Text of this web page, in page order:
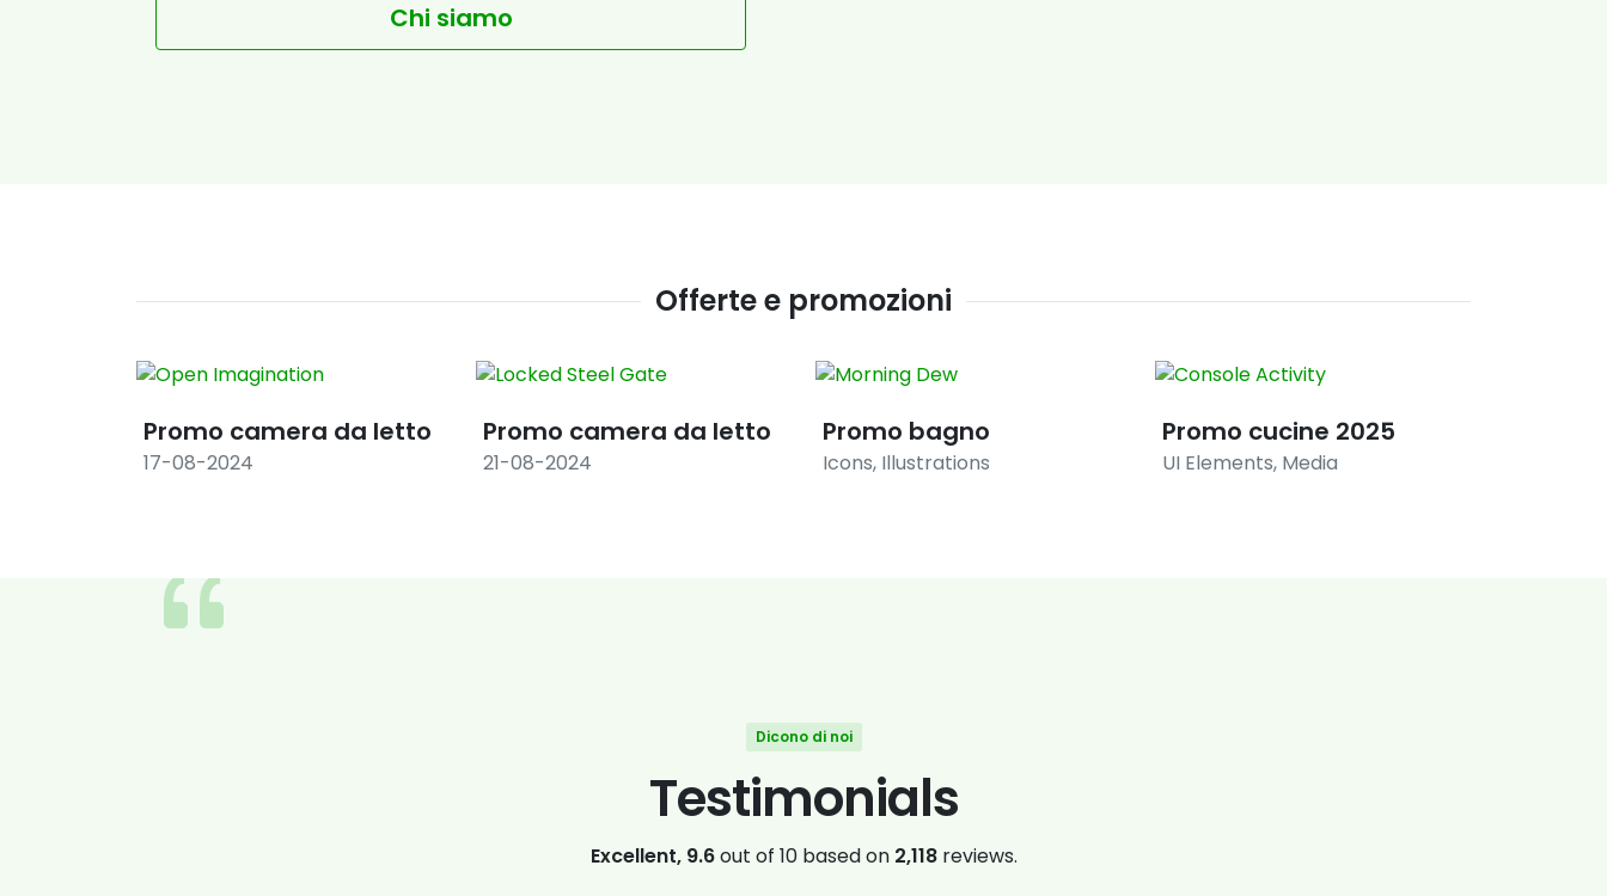
Chi siamo
Offerte e promozioni
Promo camera da letto
17-08-2024
Promo camera da letto
21-08-2024
Promo bagno
Icons, Illustrations
Promo cucine 2025
UI Elements, Media
Dicono di noi
Testimonials
Excellent, 9.6out of 10 based on 2,118reviews.